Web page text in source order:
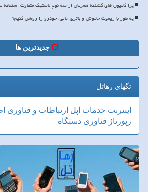
چرا کامیون های کشنده همزمان از سه نوع لاستیک متفاوت استفاده
چه طور با ریموت خاموش و باتری خالی، خودرو را روشن کنیم؟
جدیدترین ها
تگهای رهاتل
اینترنت خدمات اپل ارتباطات و فناوری
رپورتاژ فناوری دستگاه